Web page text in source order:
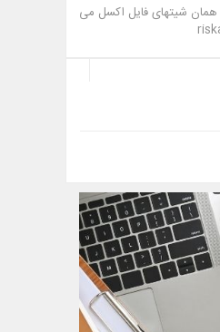
نکات مربوط به استفاده از فایلها به شرح ذیل می باشد: 1- فایلهای اکسل حاوی تمامی اطلاعات می باشند 2- فایلهای html همان شیتهای فایل اکسل می